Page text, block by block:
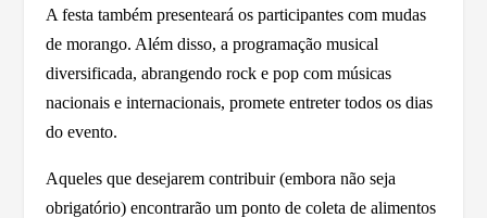
A festa também presenteará os participantes com mudas
de morango. Além disso, a programação musical
diversificada, abrangendo rock e pop com músicas
nacionais e internacionais, promete entreter todos os dias
do evento.
Aqueles que desejarem contribuir (embora não seja
obrigatório) encontrarão um ponto de coleta de alimentos